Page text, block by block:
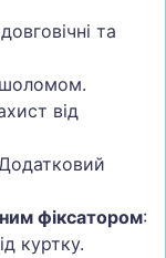
та
шоломом.
від
фіксатором:
куртку.